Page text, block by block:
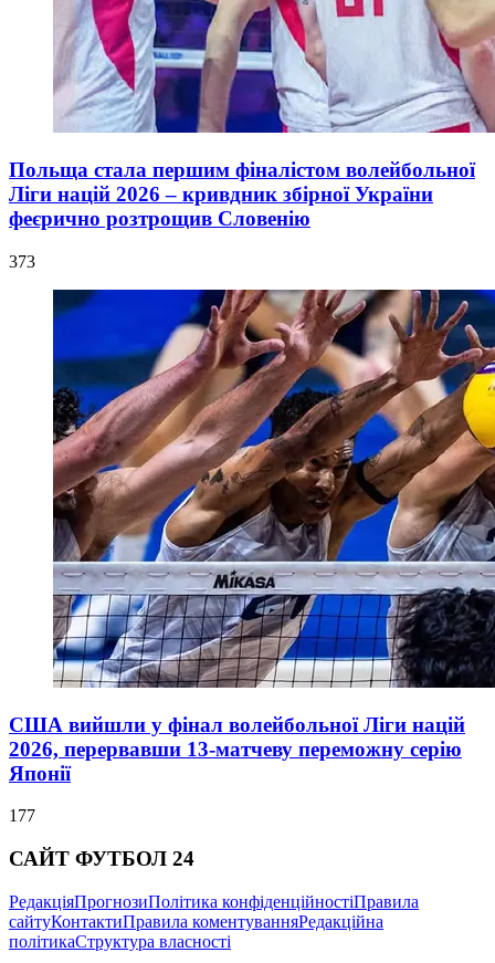
Польща стала першим фіналістом волейбольної
Ліги націй 2026 – кривдник збірної України
феєрично розтрощив Словенію
373
США вийшли у фінал волейбольної Ліги націй
2026, перервавши 13-матчеву переможну серію
Японії
177
САЙТ ФУТБОЛ 24
РедакціяПрогнозиПолітика конфіденційностіПравила
сайтуКонтактиПравила коментуванняРедакційна
політикаСтруктура власності